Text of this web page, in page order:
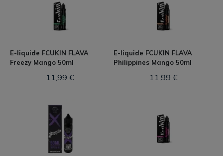
E-liquide FCUKIN FLAVA
Freezy Mango 50ml
11,99 €
E-liquide FCUKIN FLAVA
Philippines Mango 50ml
11,99 €